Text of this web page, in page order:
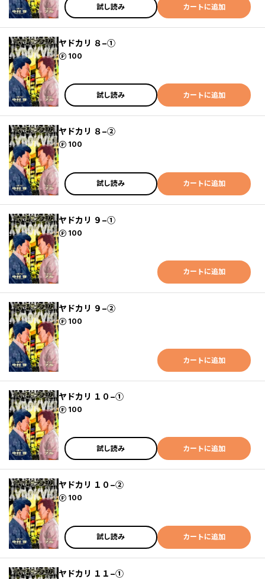
試し読み カートに追加
ヤドカリ ８−①
100
ポイント
試し読み カートに追加
ヤドカリ ８−②
100
ポイント
試し読み カートに追加
ヤドカリ ９−①
100
ポイント
カートに追加
ヤドカリ ９−②
100
ポイント
カートに追加
ヤドカリ １０−①
100
ポイント
試し読み カートに追加
ヤドカリ １０−②
100
ポイント
試し読み カートに追加
ヤドカリ １１−①